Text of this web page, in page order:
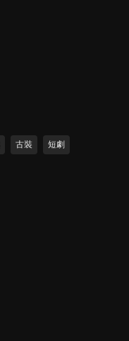
古裝 短劇